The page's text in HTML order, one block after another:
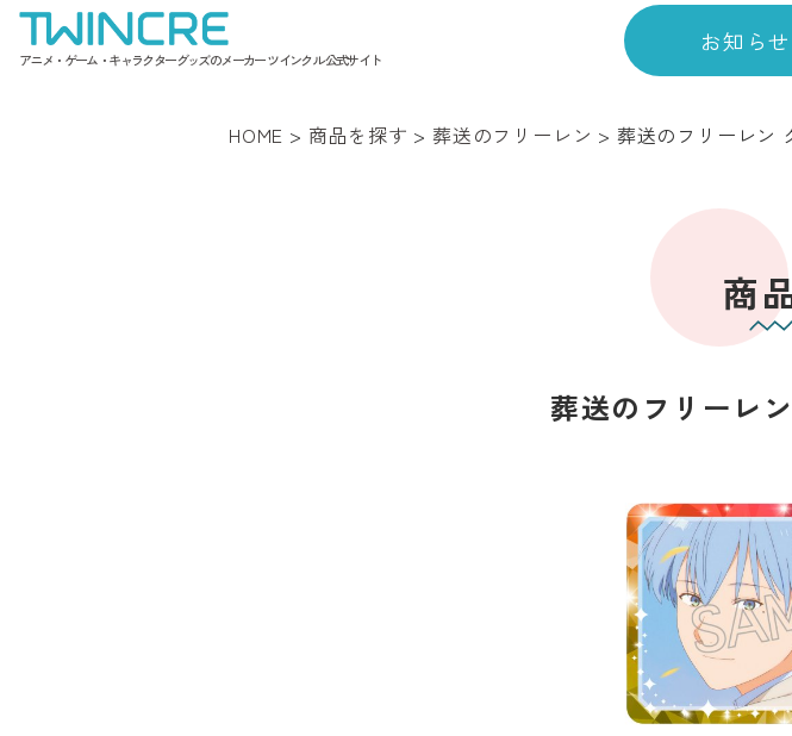
アニメ・ゲーム・キャラクターグッズのメーカー ツインクル 公式サイト
お知らせ
HOME > 商品を探す >葬送のフリーレン > 葬送のフリーレン
商
葬送のフリーレ